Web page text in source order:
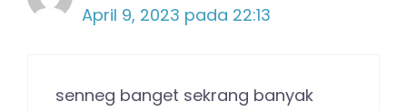
April 9, 2023 pada 22:13
senneg banget sekrang banyak